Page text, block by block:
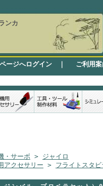
ンカ
ージへログイン ご利用
・サーボ > ジャイロ
アクセサリー > フライトスタ